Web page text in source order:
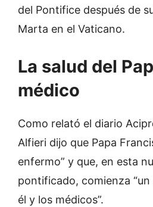
del Pontifice después de
Marta en el Vaticano.
La salud del
médico
Como relató el diario
Alfieri dijo que Papa
enfermo” y que, en esta
pontificado, comienza
él y los médicos”.